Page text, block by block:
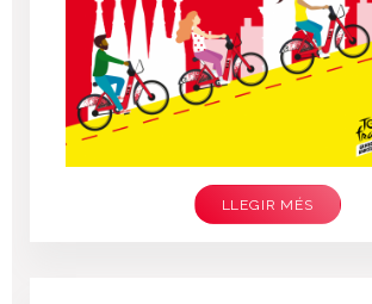
LLEGIR MÉS